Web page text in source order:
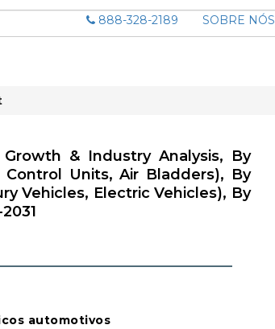
888-328-2189 SOBRE NÓS
& Industry Analysis, By
Units, Air Bladders), By
Vehicles, Electric Vehicles), By
automotivos